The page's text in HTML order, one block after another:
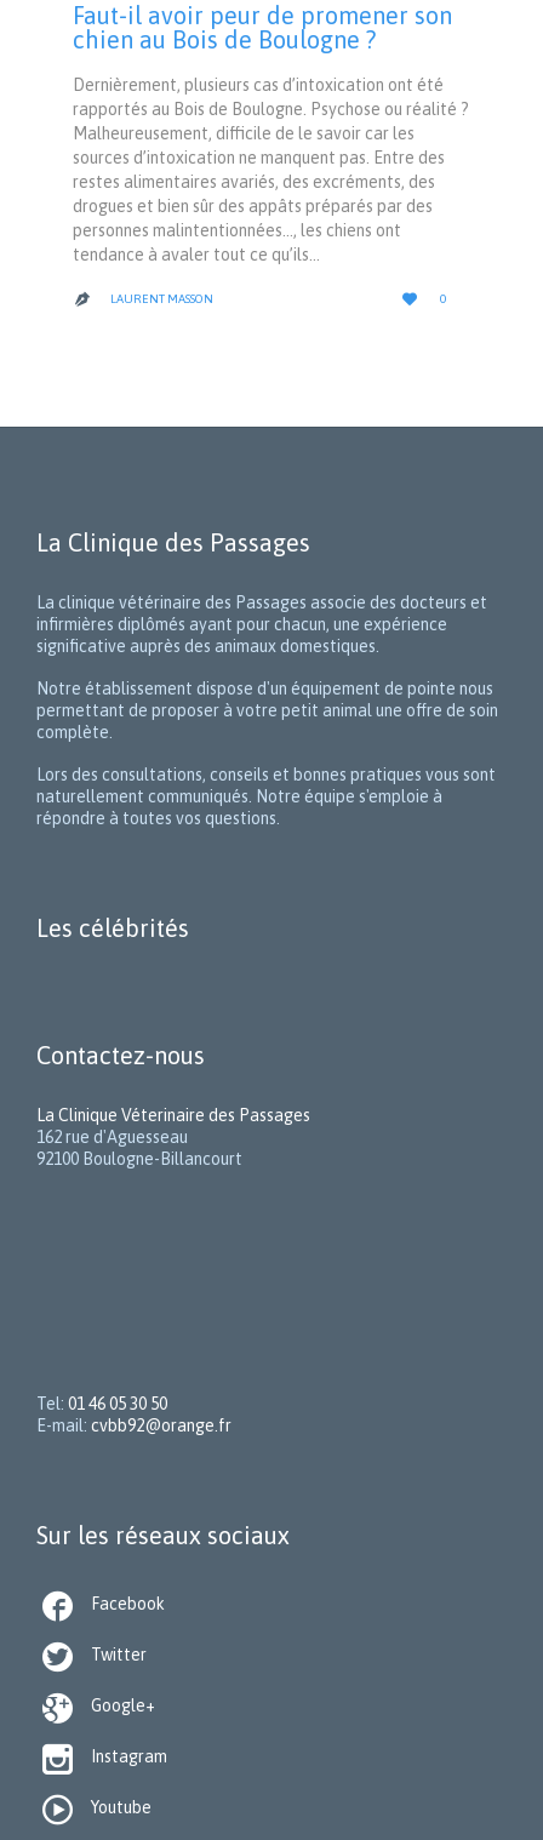
Faut-il avoir peur de promener son
chien au Bois de Boulogne ?
Dernièrement, plusieurs cas d’intoxication ont été
rapportés au Bois de Boulogne. Psychose ou réalité ?
Malheureusement, difficile de le savoir car les
sources d’intoxication ne manquent pas. Entre des
restes alimentaires avariés, des excréments, des
drogues et bien sûr des appâts préparés par des
personnes malintentionnées…, les chiens ont
tendance à avaler tout ce qu’ils…
 LAURENT MASSON 
LOVE
IT
0
La Clinique des Passages
La clinique vétérinaire des Passages associe des docteurs et
infirmières diplômés ayant pour chacun, une expérience
significative auprès des animaux domestiques.
Notre établissement dispose d'un équipement de pointe nous
permettant de proposer à votre petit animal une offre de soin
complète.
Lors des consultations, conseils et bonnes pratiques vous sont
naturellement communiqués. Notre équipe s'emploie à
répondre à toutes vos questions.
Les célébrités
Contactez-nous
La Clinique Véterinaire des Passages
162 rue d'Aguesseau
92100 Boulogne-Billancourt
Tel: 01 46 05 30 50
E-mail: cvbb92@orange.fr
Sur les réseaux sociaux
 Facebook
 Twitter
 Google+
 Instagram
 Youtube